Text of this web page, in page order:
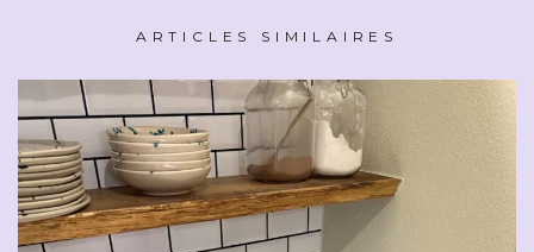
ARTICLES SIMILAIRES